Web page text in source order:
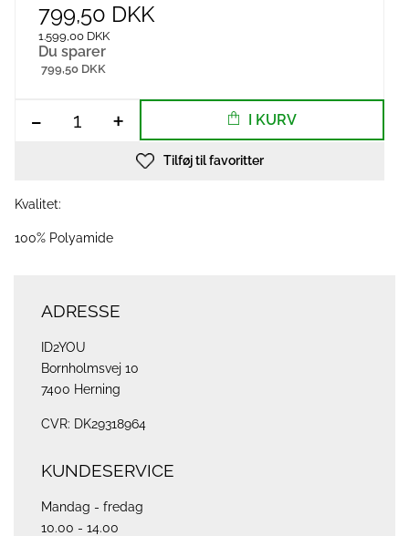
799,50 DKK
1.599,00 DKK
Du sparer
799,50 DKK
- + I KURV
Tilføj til favoritter
Kvalitet:
100% Polyamide
ADRESSE
ID2YOU
Bornholmsvej 10
7400 Herning
CVR: DK29318964
KUNDESERVICE
Mandag - fredag
10.00 - 14.00